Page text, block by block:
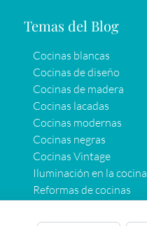
Temas del Blog
Cocinas blancas
Cocinas de diseño
Cocinas de madera
Cocinas lacadas
Cocinas modernas
Cocinas negras
Cocinas Vintage
Iluminación en la cocina
Reformas de cocinas